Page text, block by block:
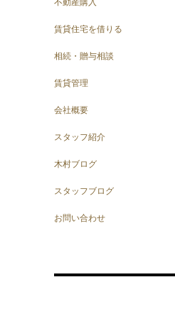
賃貸住宅を借りる
相続・贈与相談
賃貸管理
会社概要
スタッフ紹介
木村ブログ
スタッフブログ
お問い合わせ